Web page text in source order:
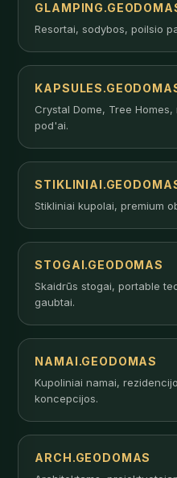
Resortai, sodybos, poilsio
Crystal Dome, Tree
pod'ai.
Stikliniai kupolai, premium
STOGAI.GEODOMAS
Skaidrūs stogai, portable
gaubtai.
NAMAI.GEODOMAS
Kupoliniai namai,
koncepcijos.
ARCH.GEODOMAS